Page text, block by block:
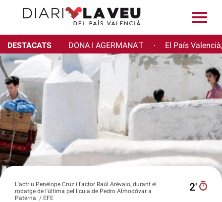
DESTACATS DONA I AGERMANA'T · El País
L'actriu Penélope Cruz i l'actor Raúl Arévalo, durant el
rodatge de l'última pel·lícula de Pedro Almodóvar a
Paterna. / EFE
2′